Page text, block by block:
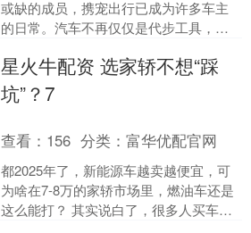
或缺的成员，携宠出行已成为许多车主
的日常。汽车不再仅仅是代步工具，更
的转变，悄然改变了车....
星火牛配资 选家轿不想“踩
坑”？7
查看： 156 分类：富华优配官网
都2025年了，新能源车越卖越便宜，可
为啥在7-8万的家轿市场里，燃油车还是
这么能打？ 其实说白了，很多人买车是